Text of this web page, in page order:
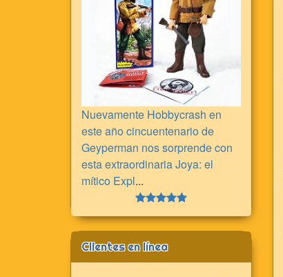
Nuevamente Hobbycrash en
este año cincuentenario de
Geyperman nos sorprende con
esta extraordinaria Joya: el
mítico Expl...
Clientes en línea